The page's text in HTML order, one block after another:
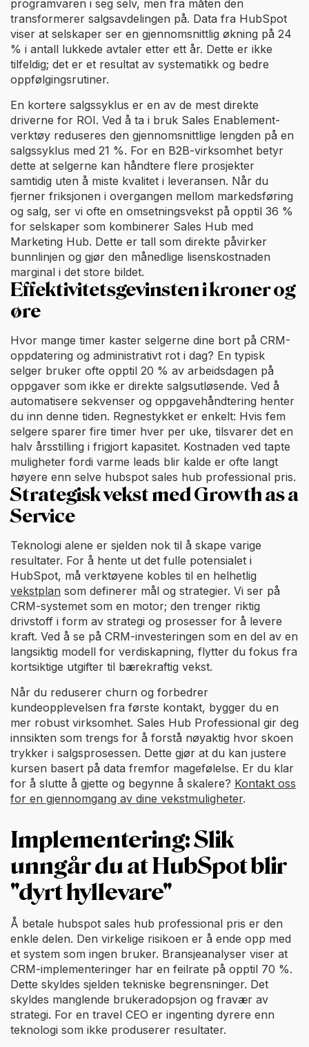
programvaren i seg selv, men fra måten den
transformerer salgsavdelingen på. Data fra HubSpot
viser at selskaper ser en gjennomsnittlig økning på 24
% i antall lukkede avtaler etter ett år. Dette er ikke
tilfeldig; det er et resultat av systematikk og bedre
oppfølgingsrutiner.
En kortere salgssyklus er en av de mest direkte
driverne for ROI. Ved å ta i bruk Sales Enablement-
verktøy reduseres den gjennomsnittlige lengden på en
salgssyklus med 21 %. For en B2B-virksomhet betyr
dette at selgerne kan håndtere flere prosjekter
samtidig uten å miste kvalitet i leveransen. Når du
fjerner friksjonen i overgangen mellom markedsføring
og salg, ser vi ofte en omsetningsvekst på opptil 36 %
for selskaper som kombinerer Sales Hub med
Marketing Hub. Dette er tall som direkte påvirker
bunnlinjen og gjør den månedlige lisenskostnaden
marginal i det store bildet.
Effektivitetsgevinsten i kroner og
øre
Hvor mange timer kaster selgerne dine bort på CRM-
oppdatering og administrativt rot i dag? En typisk
selger bruker ofte opptil 20 % av arbeidsdagen på
oppgaver som ikke er direkte salgsutløsende. Ved å
automatisere sekvenser og oppgavehåndtering henter
du inn denne tiden. Regnestykket er enkelt: Hvis fem
selgere sparer fire timer hver per uke, tilsvarer det en
halv årsstilling i frigjort kapasitet. Kostnaden ved tapte
muligheter fordi varme leads blir kalde er ofte langt
høyere enn selve hubspot sales hub professional pris.
Strategisk vekst med Growth as a
Service
Teknologi alene er sjelden nok til å skape varige
resultater. For å hente ut det fulle potensialet i
HubSpot, må verktøyene kobles til en helhetlig
vekstplan som definerer mål og strategier. Vi ser på
CRM-systemet som en motor; den trenger riktig
drivstoff i form av strategi og prosesser for å levere
kraft. Ved å se på CRM-investeringen som en del av en
langsiktig modell for verdiskapning, flytter du fokus fra
kortsiktige utgifter til bærekraftig vekst.
Når du reduserer churn og forbedrer
kundeopplevelsen fra første kontakt, bygger du en
mer robust virksomhet. Sales Hub Professional gir deg
innsikten som trengs for å forstå nøyaktig hvor skoen
trykker i salgsprosessen. Dette gjør at du kan justere
kursen basert på data fremfor magefølelse. Er du klar
for å slutte å gjette og begynne å skalere? Kontakt oss
for en gjennomgang av dine vekstmuligheter.
Implementering: Slik
unngår du at HubSpot blir
"dyrt hyllevare"
Å betale hubspot sales hub professional pris er den
enkle delen. Den virkelige risikoen er å ende opp med
et system som ingen bruker. Bransjeanalyser viser at
CRM-implementeringer har en feilrate på opptil 70 %.
Dette skyldes sjelden tekniske begrensninger. Det
skyldes manglende brukeradopsjon og fravær av
strategi. For en travel CEO er ingenting dyrere enn
teknologi som ikke produserer resultater.